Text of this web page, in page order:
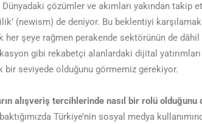
çözümler ve akımları yakından
(newism) de deniyor. Bu beklentiyi
her şeye rağmen perakende sektörünün de dâhil
gibi rekabetçi alanlardaki dijital yatırımları
bir seviyede olduğunu görmemiz gerekiyor.
alışveriş tercihlerinde nasıl bir rolü olduğunu
Türkiye’nin sosyal medya